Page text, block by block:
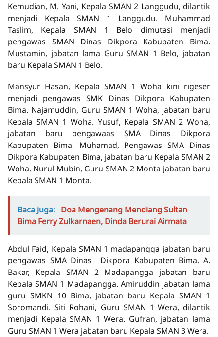
Kemudian, M. Yani, Kepala SMAN 2 Langgudu, dilantik
menjadi Kepala SMAN 1 Langgudu. Muhammad
Taslim, Kepala SMAN 1 Belo dimutasi menjadi
pengawas SMAN Dinas Dikpora Kabupaten Bima.
Mustamin, jabatan lama Guru SMAN 1 Belo, jabatan
baru Kepala SMAN 1 Belo.
Mansyur Hasan, Kepala SMAN 1 Woha kini rigeser
menjadi pengawas SMK Dinas Dikpora Kabupaten
Bima. Najamuddin, Guru SMAN 1 Woha, jabatan baru
Kepala SMAN 1 Woha. Yusuf, Kepala SMAN 2 Woha,
jabatan baru pengawaas SMA Dinas Dikpora
Kabupaten Bima. Muhamad, Pengawas SMA Dinas
Dikpora Kabupaten Bima, jabatan baru Kepala SMAN 2
Woha. Nurul Mubin, Guru SMAN 2 Monta jabatan baru
Kepala SMAN 1 Monta.
Baca juga: Doa Mengenang Mendiang Sultan
Bima Ferry Zulkarnaen, Dinda Berurai Airmata
Abdul Faid, Kepala SMAN 1 madapangga jabatan baru
pengawas SMA Dinas Dikpora Kabupaten Bima. A.
Bakar, Kepala SMAN 2 Madapangga jabatan baru
Kepala SMAN 1 Madapangga. Amiruddin jabatan lama
guru SMKN 10 Bima, jabatan baru Kepala SMAN 1
Soromandi. Siti Rohani, Guru SMAN 1 Wera, dilantik
menjadi Kepala SMAN 1 Wera. Gufran, jabatan lama
Guru SMAN 1 Wera jabatan baru Kepala SMAN 3 Wera.